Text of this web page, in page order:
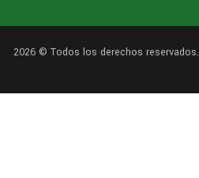
2026 © Todos los derechos reservados.